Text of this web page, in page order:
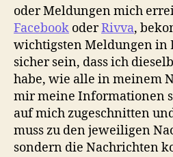
oder Meldungen mich
Facebook oderRivva,
wichtigsten Meldungen in
sicher sein, dass ich
habe, wie alle in meinem
mir meine Informationen
auf mich zugeschnitten
muss zu den jeweiligen
sondern die Nachrichten